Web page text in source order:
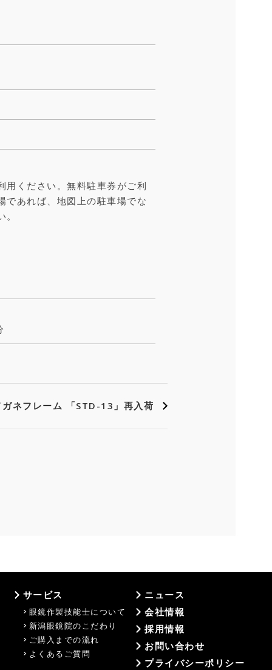
用ください。無料駐車券がご利
であれば、地図上の駐車場でな
ネフレーム 「STD-13」再入荷
サービス
眼鏡作製技能士について
新潟眼鏡院のこだわり
ご購入までの流れ
よくあるご質問
ニュース
会社情報
採用情報
お問い合わせ
プライバシーポリシー